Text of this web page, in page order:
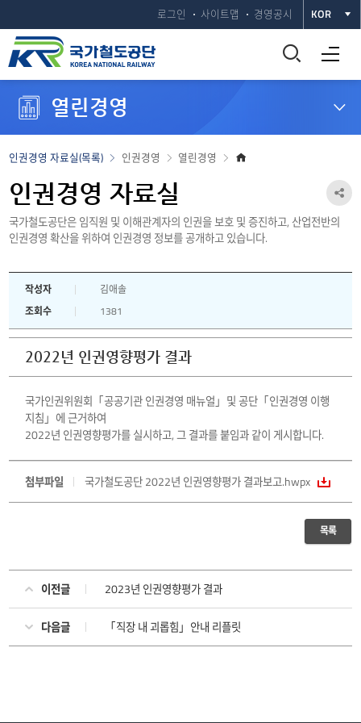
로그인 사이트맵 경영공시 KOR
통
합
열
전체메뉴 열기
열린경영
홈
열린경영
인권경영
인권경영 자료실(목록)
인권경영 자료실
국가철도공단은 임직원 및 이해관계자의 인권을 보호 및 증진하고, 산업전반의
인권경영 확산을 위하여 인권경영 정보를 공개하고 있습니다.
공
기
기
작성자
김애솔
조회수
1381
2022년 인권영향평가 결과
국가인권위원회「공공기관 인권경영 매뉴얼」및 공단「인권경영 이행
지침」에 근거하여
2022년 인권영향평가를 실시하고, 그 결과를 붙임과 같이 게시합니다.
첨부파일 국가철도공단 2022년 인권영향평가 결과보고.hwpx
목록
이전글 2023년 인권영향평가 결과
다음글 「직장 내 괴롭힘」안내 리플릿